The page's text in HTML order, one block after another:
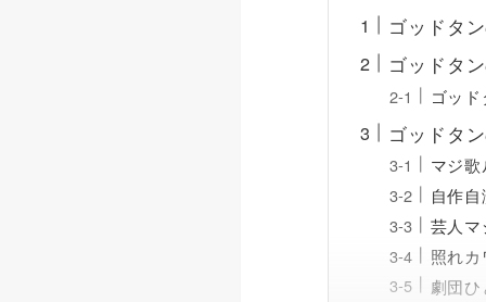
ゴッドタ
ゴッドタ
ゴッ
ゴッドタ
マジ
自作
芸人
照れ
劇団